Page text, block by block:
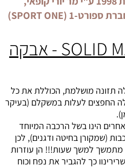
בעבורו נכתב הקטלוג של חברת ספורט-1 (SPORT ONE)
סוליד מאס SOLID MASS - אבקה
תזונה מושלמת, הכוללת את כל
החפצים לעלות במשקלם (בעיקר
הינו בשל הרכבה המיוחד
(שמקורן בחיטה ודגנים), לכן
מתמשך למשך שעות!!! הן עוזרות
כך להגביר את נפח וכוח